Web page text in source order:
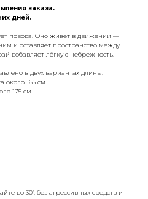
заказа.
дней.
повода. Оно живёт в движении —
и оставляет пространство между
добавляет лёгкую небрежность.
в двух вариантах длины.
около 165 см.
175 см.
до 30’, без агрессивных средств и